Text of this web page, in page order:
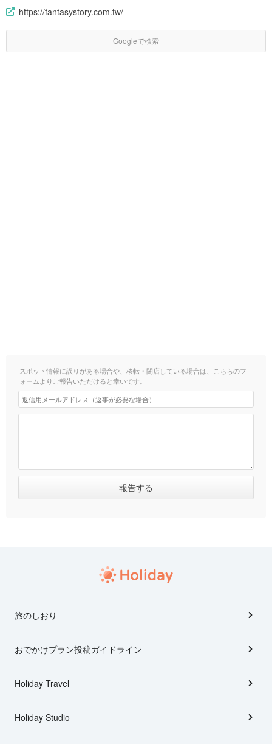
https://fantasystory.com.tw/
Googleで検索
スポット情報に誤りがある場合や、移転・閉店している場合は、こちらのフ
ォームよりご報告いただけると幸いです。
旅のしおり
おでかけプラン投稿ガイドライン
Holiday Travel
Holiday Studio